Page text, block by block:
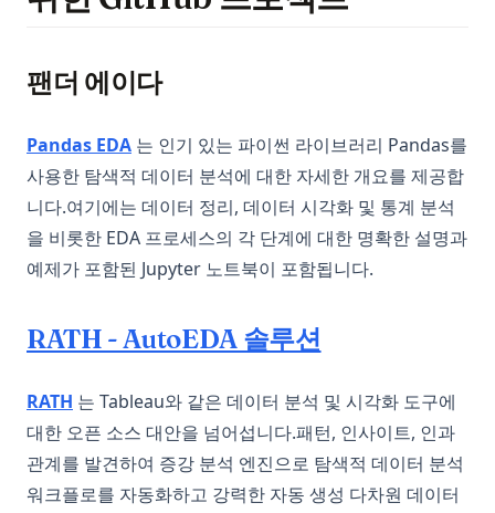
팬더 에이다
Pandas EDA(opens in a new tab)
는 인기 있는 파이썬 라이브러리 Pandas를
사용한 탐색적 데이터 분석에 대한 자세한 개요를 제공합
니다.여기에는 데이터 정리, 데이터 시각화 및 통계 분석
을 비롯한 EDA 프로세스의 각 단계에 대한 명확한 설명과
예제가 포함된 Jupyter 노트북이 포함됩니다.
RATH - AutoEDA 솔루션
RATH (opens in a new tab)
는 Tableau와 같은 데이터 분석 및 시각화 도구에
대한 오픈 소스 대안을 넘어섭니다.패턴, 인사이트, 인과
관계를 발견하여 증강 분석 엔진으로 탐색적 데이터 분석
워크플로를 자동화하고 강력한 자동 생성 다차원 데이터